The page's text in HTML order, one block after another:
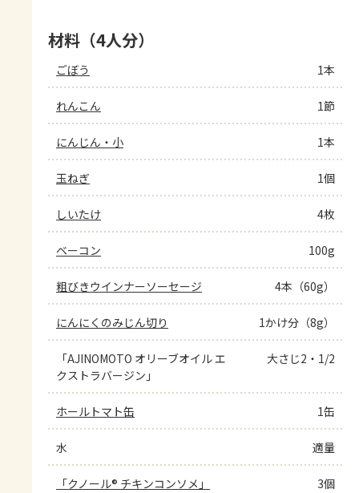
材料（4人分）
ごぼう 1本
れんこん 1節
にんじん・小 1本
玉ねぎ 1個
しいたけ 4枚
ベーコン 100g
粗びきウインナーソーセージ 4本（60g）
にんにくのみじん切り 1かけ分（8g）
「AJINOMOTO オリーブオイル エ
クストラバージン」
大さじ2・1/2
ホールトマト缶 1缶
水 適量
「クノール® チキンコンソメ」 3個